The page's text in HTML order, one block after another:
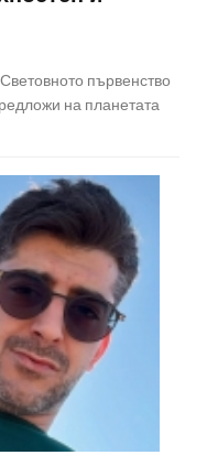
първенство
на планетата